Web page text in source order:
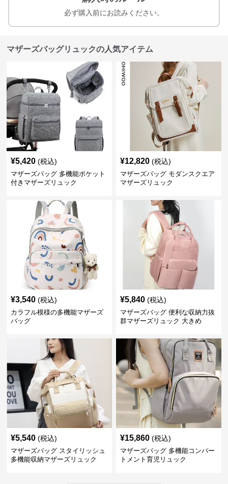
必ず購入前にお読みください。
マザーズバッグリュックの人気アイテム
¥5,420 (税込)
マザーズバッグ 多機能ポケット
付きマザーズリュック
¥12,820 (税込)
マザーズバッグ モダンスクエア
マザーズリュック
¥3,540 (税込)
カラフル模様の多機能マザーズ
バッグ
¥5,840 (税込)
マザーズバッグ 便利な収納力抜
群マザーズリュック 大きめ
¥5,540 (税込)
マザーズバッグ スタイリッシュ
多機能収納マザーズリュック
¥15,860 (税込)
マザーズバッグ 多機能コンパー
トメント育児リュック